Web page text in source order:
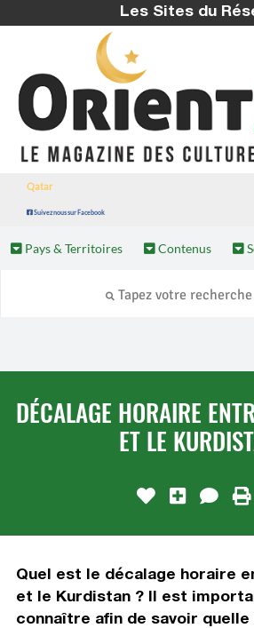
Les Sites du
Qatar
Suivez nous sur Facebook
Pays & Territoires Contenus
DÉCALAGE HORAIRE
ET LE
Quel est le décalage horaire
et le Kurdistan ? Il est
connaître afin de savoir